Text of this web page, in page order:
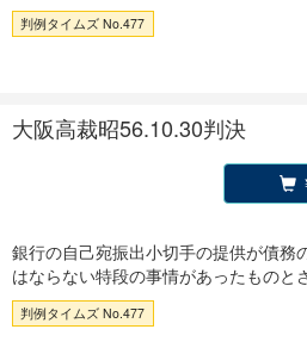
判例タイムズ No.477
大阪高裁昭56.10.30判決
銀行の自己宛振出小切手の提供が債務
はならない特段の事情があったものと
判例タイムズ No.477